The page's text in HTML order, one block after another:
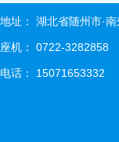
地址： 湖北省随州市·
座机： 0722-3282858
电话： 15071653332